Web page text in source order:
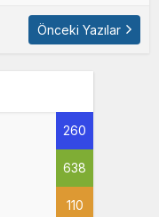
Önceki Yazılar
260
638
110